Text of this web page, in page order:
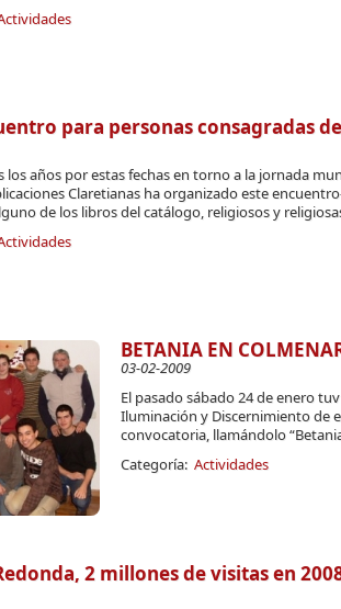
para personas consagradas
los años por estas fechas en torno a la jornada
Claretianas ha organizado este
de los libros del catálogo, religiosos y
BETANIA EN
03-02-2009
El pasado sábado 24 de enero
Iluminación y Discernimiento de
convocatoria, llamándolo
Categoría: Actividades
2 millones de visitas en